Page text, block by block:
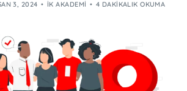
3, 2024 İK AKADEMI 4 DAKIKALIK OKUMA